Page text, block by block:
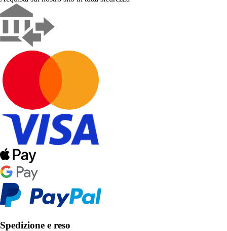
Spedizione e reso